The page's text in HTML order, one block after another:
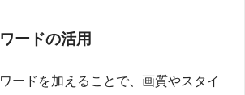
ードの活用
ードを加えることで、画質やスタイ